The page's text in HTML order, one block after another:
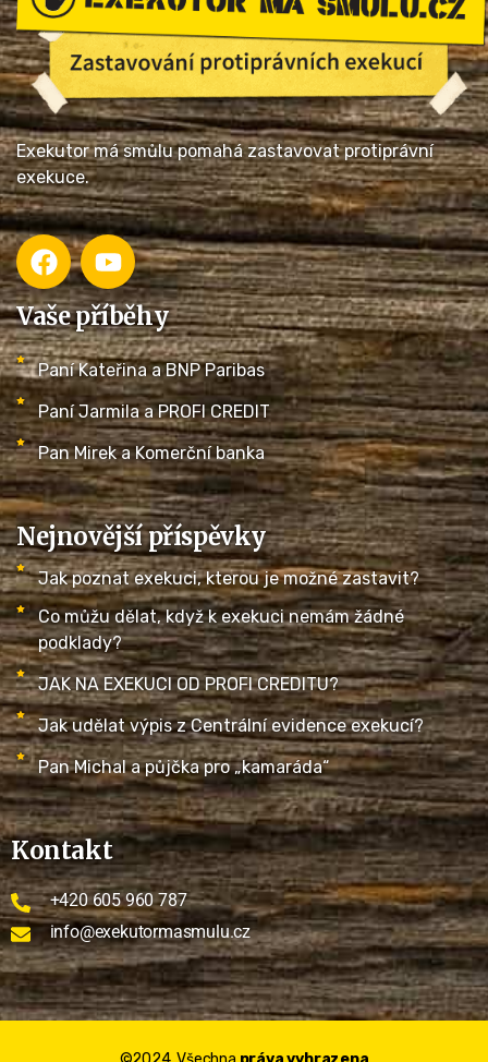
Exekutor má smůlu pomahá zastavovat protiprávní
exekuce.
Vaše příběhy
Paní Kateřina a BNP Paribas
Paní Jarmila a PROFI CREDIT
Pan Mirek a Komerční banka
Nejnovější příspěvky
Jak poznat exekuci, kterou je možné zastavit?
Co můžu dělat, když k exekuci nemám žádné
podklady?
JAK NA EXEKUCI OD PROFI CREDITU?
Jak udělat výpis z Centrální evidence exekucí?
Pan Michal a půjčka pro „kamaráda“
Kontakt
+420 605 960 787
info@exekutormasmulu.cz